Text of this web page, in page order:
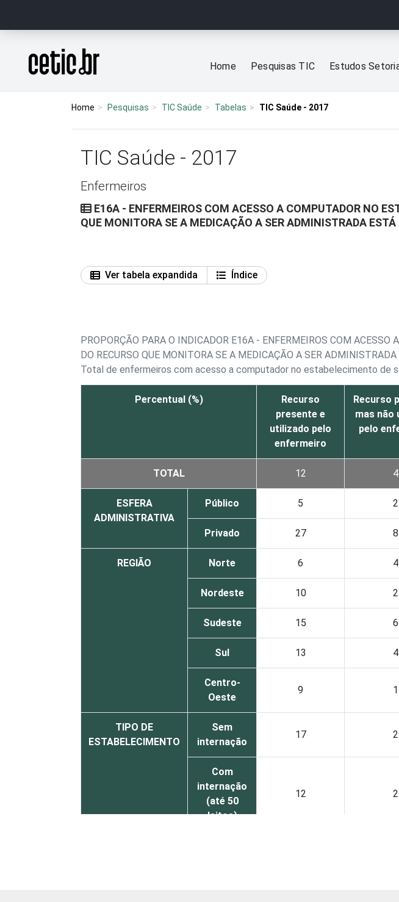
Página inicial
Home Pesquisas TIC Estudos
Home Pesquisas TIC Saúde Tabelas TIC Saúde - 2017
TIC Saúde - 2017
Enfermeiros
E16A - ENFERMEIROS COM ACESSO A COMPUTADOR NO
QUE MONITORA SE A MEDICAÇÃO A SER ADMINISTRADA ESTÁ
Ver tabela expandida
Índice
PROPORÇÃO PARA O INDICADOR E16A - ENFERMEIROS COM
DO RECURSO QUE MONITORA SE A MEDICAÇÃO A SER
Total de enfermeiros com acesso a computador no estabelecimento de
Percentual (%)
Recurso
presente e
utilizado pelo
enfermeiro
Recurso
mas não
pelo
TOTAL 12 4
ESFERA
ADMINISTRATIVA
Público 5 2
Privado 27 8
REGIÃO Norte 6 4
Nordeste 10 2
Sudeste 15 6
Sul 13 4
Centro-
Oeste
9 1
TIPO DE
ESTABELECIMENTO
Sem
internação
17 2
Com
internação
(até 50
leitos)
12 2